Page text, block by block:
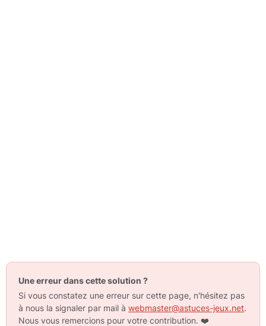
Une erreur dans cette solution ?
Si vous constatez une erreur sur cette page, n'hésitez pas
à nous la signaler par mail à webmaster@astuces-jeux.net.
Nous vous remercions pour votre contribution. ❤️